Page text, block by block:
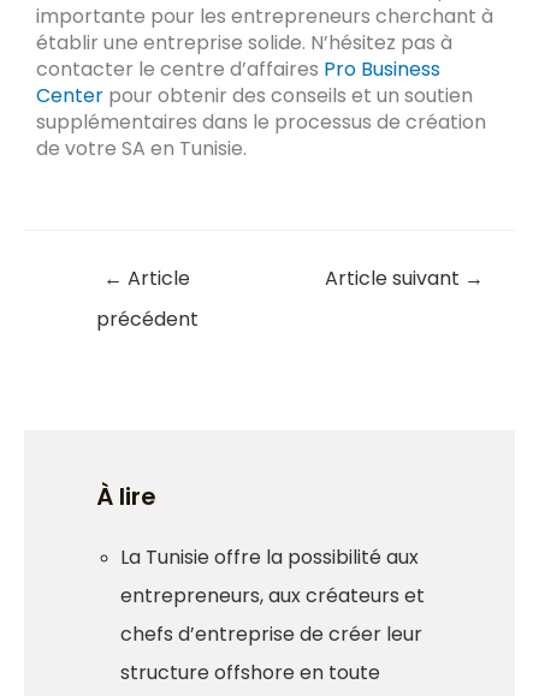
importante pour les entrepreneurs cherchant à
établir une entreprise solide. N’hésitez pas à
contacter le centre d’affaires Pro Business
Center pour obtenir des conseils et un soutien
supplémentaires dans le processus de création
de votre SA en Tunisie.
← Article
précédent
Article suivant →
À lire
La Tunisie offre la possibilité aux
entrepreneurs, aux créateurs et
chefs d’entreprise de créer leur
structure offshore en toute